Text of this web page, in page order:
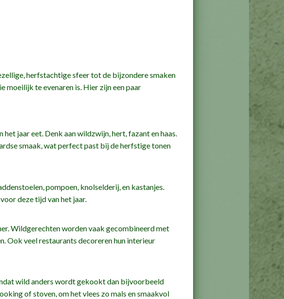
herfstachtige sfeer tot de bijzondere smaken
moeilijk te evenaren is. Hier zijn een paar
jaar eet. Denk aan wildzwijn, hert, fazant en haas.
smaak, wat perfect past bij de herfstige tonen
pompoen, knolselderij, en kastanjes.
deze tijd van het jaar.
Wildgerechten worden vaak gecombineerd met
Ook veel restaurants decoreren hun interieur
wild anders wordt gekookt dan bijvoorbeeld
of stoven, om het vlees zo mals en smaakvol